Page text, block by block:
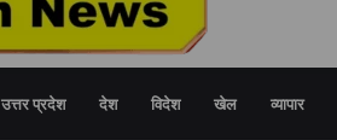
उत्तर प्रदेश देश विदेश खेल व्यापार